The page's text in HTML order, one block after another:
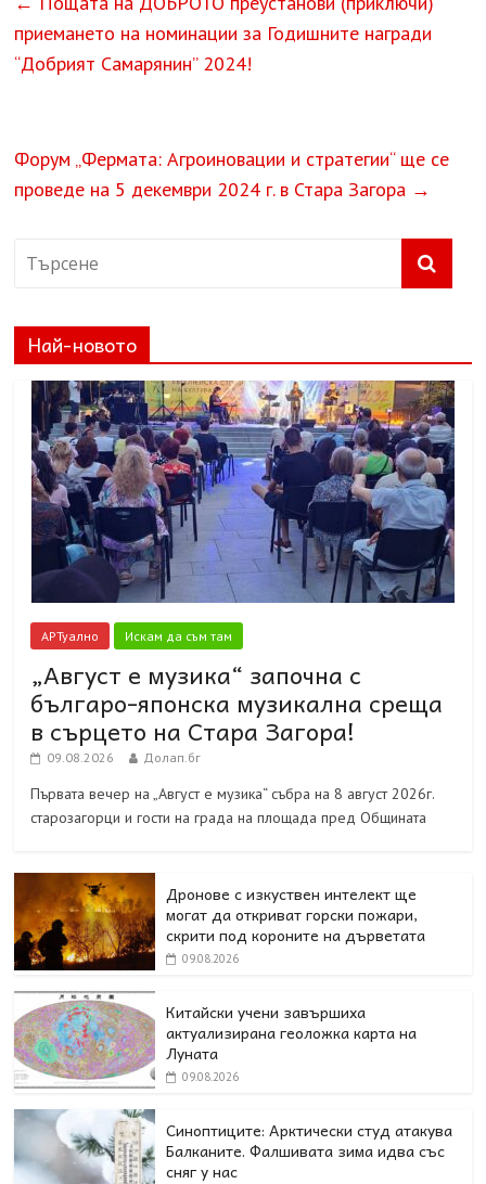
приемането на номинации за Годишните награди
“Добрият Самарянин” 2024!
Форум „Фермата: Агроиновации и стратегии“ ще се
проведе на 5 декември 2024 г. в Стара Загора →
Най-новото
АРТуално Искам да съм там
„Август е музика“ започна с
българо-японска музикална среща
в сърцето на Стара Загора!
09.08.2026 Долап.бг
Първата вечер на „Август е музика“ събра на 8 август 2026г.
старозагорци и гости на града на площада пред Общината
Дронове с изкуствен интелект ще
могат да откриват горски пожари,
скрити под короните на дърветата
09.08.2026
Китайски учени завършиха
актуализирана геоложка карта на
Луната
09.08.2026
Синоптиците: Арктически студ атакува
Балканите. Фалшивата зима идва със
сняг у нас